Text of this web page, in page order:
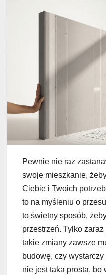
Pewnie nie raz
swoje mieszkanie,
Ciebie i Twoich
to na myśleniu o
to świetny sposób,
przestrzeń. Tylko
takie zmiany zawsze
budowę, czy
nie jest taka prosta, bo